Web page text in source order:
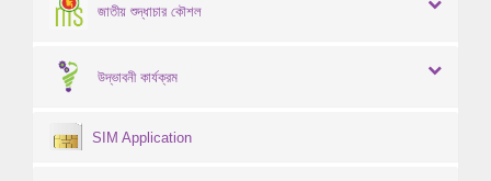
জাতীয় শুদ্ধাচার কৌশল
উদ্ভাবনী কার্যক্রম
SIM Application